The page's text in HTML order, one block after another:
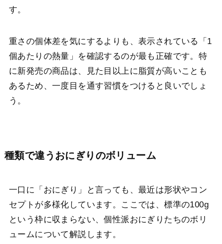
す。
重さの個体差を気にするよりも、表示されている「1
個あたりの熱量」を確認するのが最も正確です。特
に新発売の商品は、見た目以上に脂質が高いことも
あるため、一度目を通す習慣をつけると良いでしょ
う。
種類で違うおにぎりのボリューム
一口に「おにぎり」と言っても、最近は形状やコン
セプトが多様化しています。ここでは、標準の100g
という枠に収まらない、個性派おにぎりたちのボリ
ュームについて解説します。